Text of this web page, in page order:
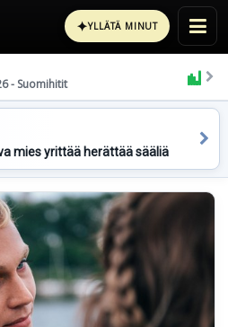
✦YLLÄTÄ MINUT
- Suomihitit
mies yrittää herättää sääliä